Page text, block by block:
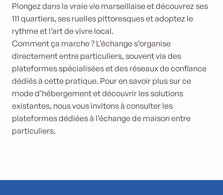
Plongez dans la vraie vie marseillaise et découvrez ses
111 quartiers, ses ruelles pittoresques et adoptez le
rythme et l’art de vivre local.
Comment ça marche ? L’échange s’organise
directement entre particuliers, souvent via des
plateformes spécialisées et des réseaux de confiance
dédiés à cette pratique. Pour en savoir plus sur ce
mode d’hébergement et découvrir les solutions
existantes, nous vous invitons à consulter les
plateformes dédiées à l’échange de maison entre
particuliers.